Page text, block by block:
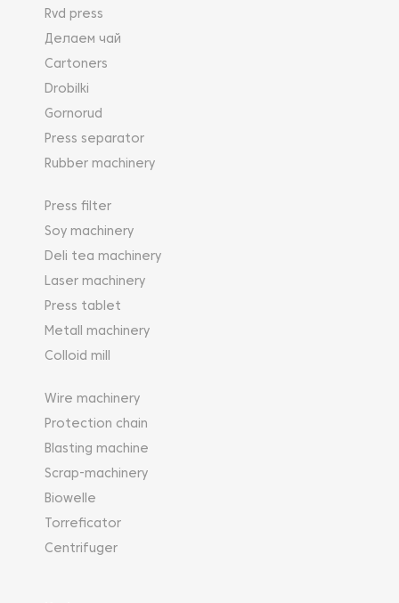
Rvd press
Делаем чай
Cartoners
Drobilki
Gornorud
Press separator
Rubber machinery
Press filter
Soy machinery
Deli tea machinery
Laser machinery
Press tablet
Metall machinery
Colloid mill
Wire machinery
Protection chain
Blasting machine
Scrap-machinery
Biowelle
Torreficator
Centrifuger